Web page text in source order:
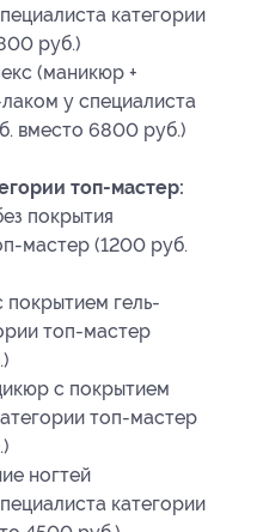
категории
руб.)
(маникюр +
у специалиста
вместо 6800 руб.)
топ-мастер:
покрытия
мастер (1200 руб.
гель-
топ-мастер
с покрытием
топ-мастер
ногтей
категории